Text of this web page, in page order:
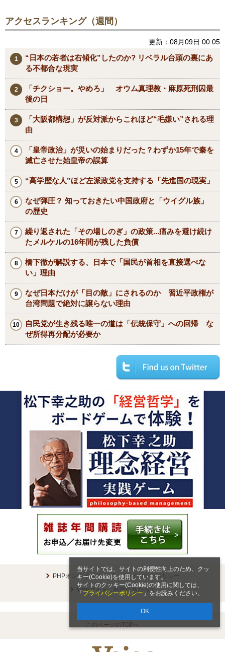
当サイトでは、サイトの利便性向上のため、クッ
キー(Cookie)を使用しています。
サイトのクッキー(Cookie)の使用に関しては、
「 プライバシーポリシー 」をお読みください。
OK
アクセスランキング（週間）
更新：08月09日 00:05
“日本の若者は右傾化”したのか? リベラル台頭の裏にあ
る不都合な現実
「チクショー。やめろ」 オウム真理教・麻原死刑囚最
後の日
「大阪都構想」が反対派からこれほど“毛嫌い”される理
由
「皇帝政治」が災いの始まりだった？わずか15年で秦を
滅亡させた始皇帝の誤算
“高学歴な人”ほど左派政党を支持する「先進国の現実」
なぜ弾圧？ 知っておきたい中国政府と「ウイグル族」
の歴史
繰り返された「その場しのぎ」の政策...痛みを避け続け
たメルケルの16年間が残した負債
橋下徹が解説する、日本で「国民が首相を直接選べな
い」理由
なぜ日本だけが「目の敵」にされるのか 習近平政権が
台湾問題で絶対に譲らない理由
自民党が生き残る唯一の道は「伝統保守」への回帰 な
ぜ所得再分配が必要か
PHPオンラインとは
プライバシーポリシー
Webサイトご利用にあたって
このページのTOPへ